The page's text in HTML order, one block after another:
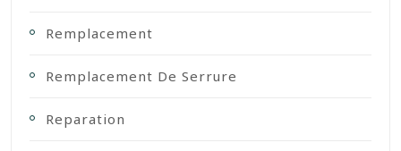
Remplacement
Remplacement De Serrure
Reparation